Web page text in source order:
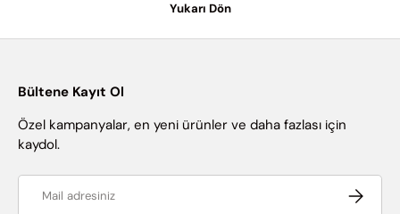
Yukarı Dön
Bültene Kayıt Ol
Özel kampanyalar, en yeni ürünler ve daha fazlası için
kaydol.
Abone ol